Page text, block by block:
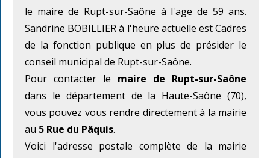
le maire de Rupt-sur-Saône à l'age de 59 ans.
Sandrine BOBILLIER à l'heure actuelle est Cadres
de la fonction publique en plus de présider le
conseil municipal de Rupt-sur-Saône.
Pour contacter le maire de Rupt-sur-Saône
dans le département de la Haute-Saône (70),
vous pouvez vous rendre directement à la mairie
au 5 Rue du Pâquis.
Voici l'adresse postale complète de la mairie